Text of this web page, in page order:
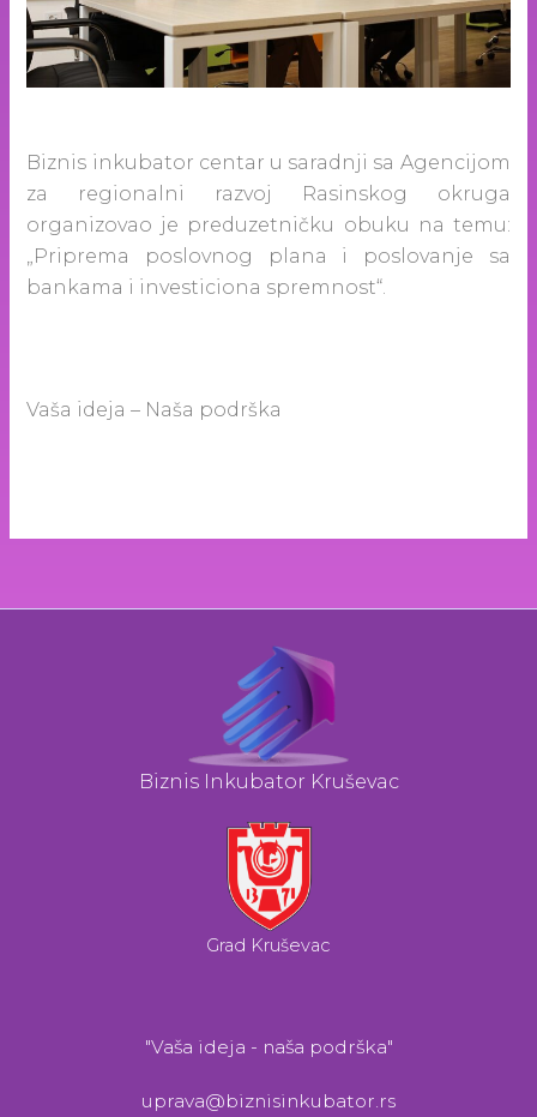
Biznis inkubator centar u saradnji sa Agencijom
za regionalni razvoj Rasinskog okruga
organizovao je preduzetničku obuku na temu:
„Priprema poslovnog plana i poslovanje sa
bankama i investiciona spremnost“.
Vaša ideja – Naša podrška
Biznis Inkubator Kruševac
Grad Kruševac
"Vaša ideja - naša podrška"
uprava@biznisinkubator.rs